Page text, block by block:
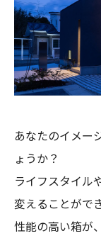
あなたのイメー
ょうか？
ライフスタイル
変えることがで
性能の高い箱が